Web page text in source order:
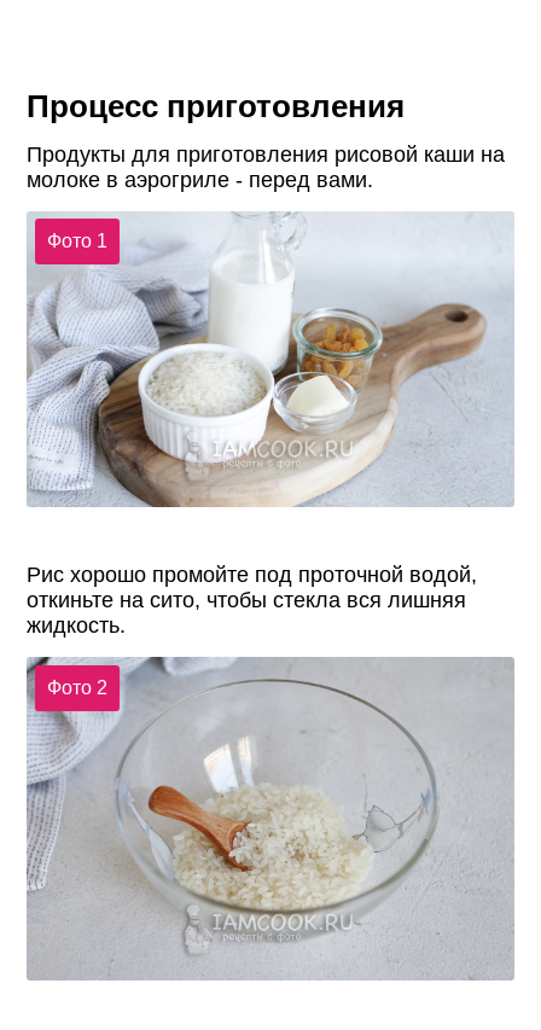
Процесс приготовления
Продукты для приготовления рисовой каши на
молоке в аэрогриле - перед вами.
Фото 1
Рис хорошо промойте под проточной водой,
откиньте на сито, чтобы стекла вся лишняя
жидкость.
Фото 2